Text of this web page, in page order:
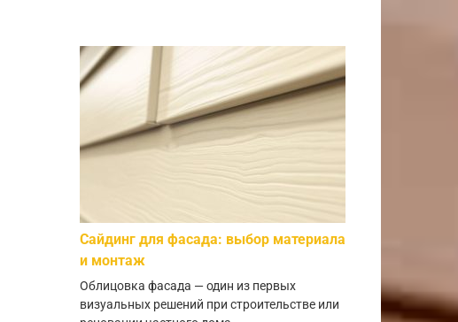
Сайдинг для фасада: выбор материала
и монтаж
Облицовка фасада — один из первых
визуальных решений при строительстве или